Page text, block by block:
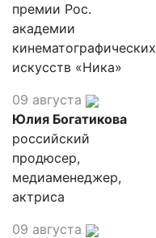
премии Рос.
академии
кинематографических
искусств «Ника»
09 августа
Юлия Богатикова
российский
продюсер,
медиаменеджер,
актриса
09 августа